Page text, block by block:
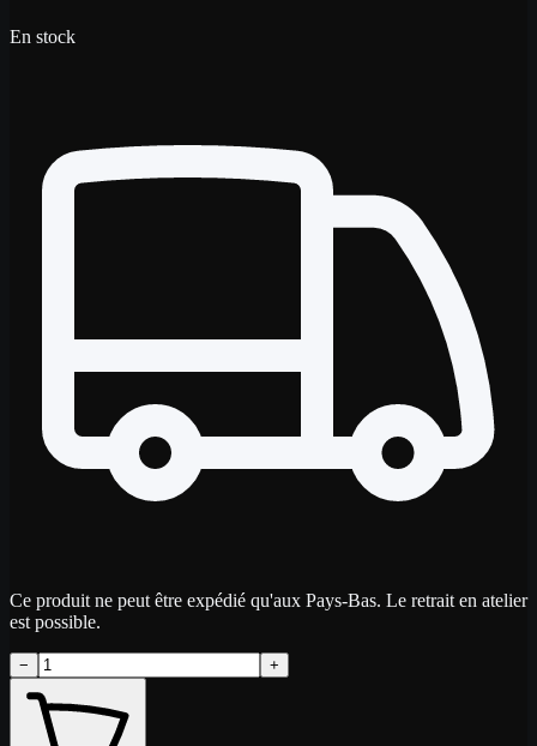
En stock
Ce produit ne peut être expédié qu'aux Pays-Bas. Le retrait en atelier
est possible.
− +